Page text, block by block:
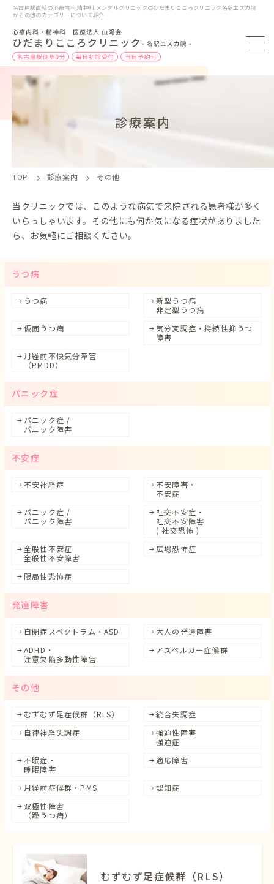
名古屋駅直結の心療内科,精神科,メンタルクリニックのひだまりこころクリニック名駅エスカ院
がその他のカテゴリーについて紹介
診療案内
TOP 診療案内 その他
当クリニックでは、このような病気で来院される患者様が多く
いらっしゃいます。 その他にも何か気になる症状がありました
ら、お気軽にご相談ください。
うつ病
うつ病
新型うつ病
非定型うつ病
仮面うつ病
気分変調症・持続性抑うつ
障害
月経前不快気分障害
（PMDD）
パニック症
パニック症 /
パニック障害
不安症
不安神経症
不安障害・
不安症
パニック症 /
パニック障害
社交不安症・
社交不安障害
( 社交恐怖 )
全般性不安症
全般性不安障害
広場恐怖症
限局性恐怖症
発達障害
自閉症スペクトラム・ASD
大人の発達障害
ADHD・
注意欠陥多動性障害
アスペルガー症候群
その他
むずむず足症候群（RLS）
統合失調症
自律神経失調症
強迫性障害
強迫症
不眠症・
睡眠障害
適応障害
月経前症候群・PMS
認知症
双極性障害
（躁うつ病）
むずむず足症候群（RLS）